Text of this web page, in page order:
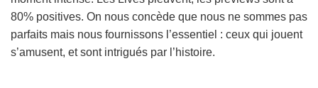
80% positives. On nous concède que nous ne sommes pas
parfaits mais nous fournissons l’essentiel : ceux qui jouent
s’amusent, et sont intrigués par l’histoire.